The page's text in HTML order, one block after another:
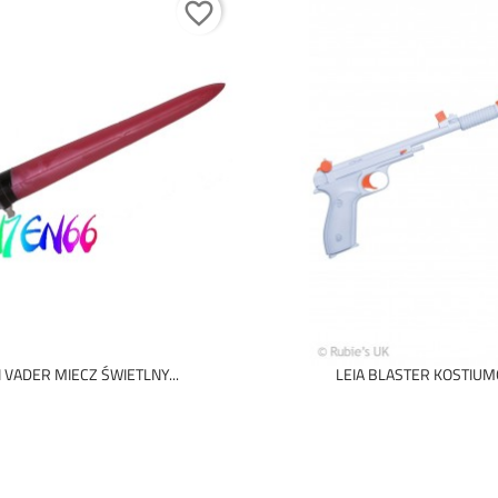
favorite_border
MIECZ ŚWIETLNY... LEIA BLASTER